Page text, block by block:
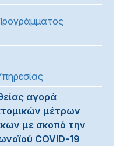
αγορά
μέτρων
με σκοπό την
COVID-19